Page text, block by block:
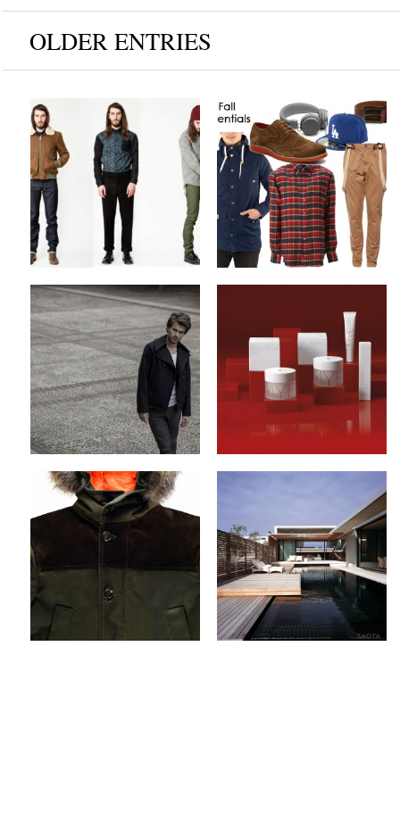
OLDER ENTRIES
April77 x Fall/Winter
2012 Collection
byFABS onSep 26, 2012
Keine Kommentare
Style Guide x Fall
Essentials Part 1
byFABS onSep 25, 2012
3 Kommentare
Paul Davis x
Fall/Winter 2012/2013
Collection
by FABSonSep 21, 2012
Keine Kommentare
Beauty Brand x MYE
KOSMETIK
Sep 20, 2012
Keine Kommentare
Blauer & Tommy
Hilfiger x Fall/Winter
2012 Collection
The Voelklip House
byFABSonSep 13, 2012
Keine Kommentare